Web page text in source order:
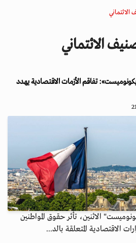
الائتماني
تفاقم الأزمات الاقتصادية يهدد
الاثنين، تأثر حقوق المواطنين
الاقتصادية المتعلقة بالد...